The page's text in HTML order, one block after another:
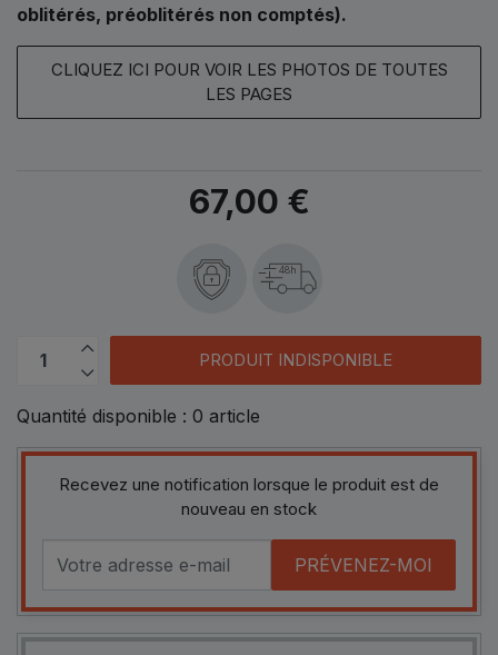
oblitérés, préoblitérés non comptés).
CLIQUEZ ICI POUR VOIR LES PHOTOS DE TOUTES
LES PAGES
67,00 €
48h
PRODUIT INDISPONIBLE
Quantité disponible : 0 article
Recevez une notification lorsque le produit est de
nouveau en stock
PRÉVENEZ-MOI